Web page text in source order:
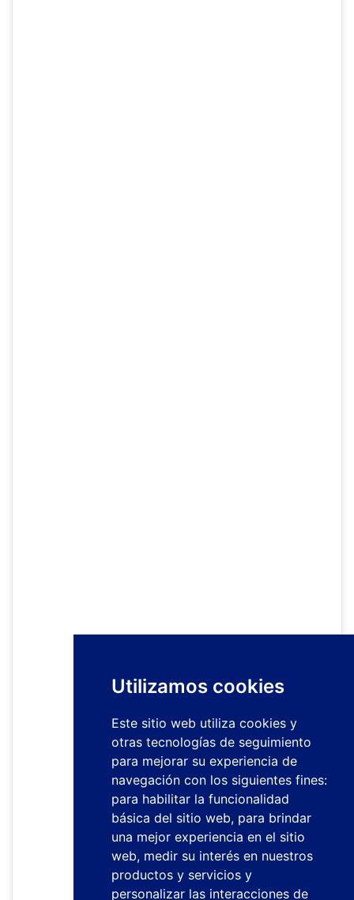
Utilizamos cookies
Este sitio web utiliza cookies y
otras tecnologías de seguimiento
para mejorar su experiencia de
navegación con los siguientes fines:
para habilitar la funcionalidad
básica del sitio web, para brindar
una mejor experiencia en el sitio
web, medir su interés en nuestros
productos y servicios y
personalizar las interacciones de